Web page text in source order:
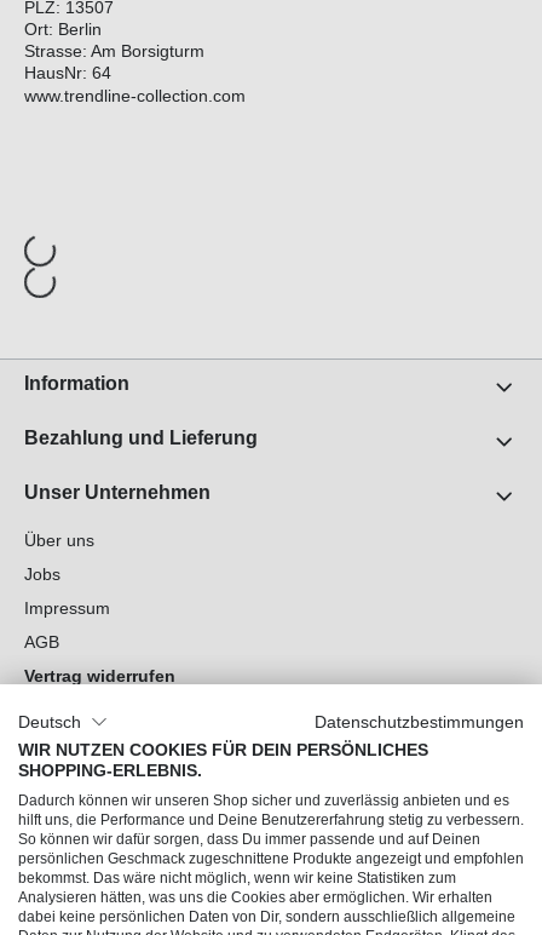
PLZ: 13507
Ort: Berlin
Strasse: Am Borsigturm
HausNr: 64
www.trendline-collection.com
Information
Bezahlung und Lieferung
Unser Unternehmen
Über uns
Jobs
Impressum
AGB
Vertrag widerrufen
Cookie-Einstellungen
Du hast Fragen?
Unsere Socials
Deutsch
Datenschutzbestimmungen
WIR NUTZEN COOKIES FÜR DEIN PERSÖNLICHES
SHOPPING-ERLEBNIS.
Dadurch können wir unseren Shop sicher und zuverlässig anbieten und es
hilft uns, die Performance und Deine Benutzererfahrung stetig zu verbessern.
So können wir dafür sorgen, dass Du immer passende und auf Deinen
persönlichen Geschmack zugeschnittene Produkte angezeigt und empfohlen
bekommst. Das wäre nicht möglich, wenn wir keine Statistiken zum
Analysieren hätten, was uns die Cookies aber ermöglichen. Wir erhalten
dabei keine persönlichen Daten von Dir, sondern ausschließlich allgemeine